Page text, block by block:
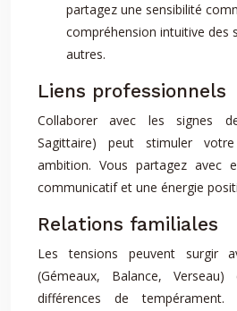
partagez une sensibilité
compréhension intuitive des
autres.
Liens professionnels
Collaborer avec les signes
Sagittaire) peut stimuler
ambition. Vous partagez avec
communicatif et une énergie
Relations familiales
Les tensions peuvent surgir
(Gémeaux, Balance,
différences de